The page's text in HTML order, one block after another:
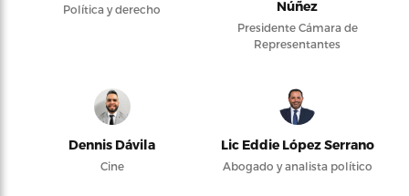
Política y derecho Núñez
Presidente Cámara de
Representantes
Dennis Dávila
Cine
Lic Eddie López Serrano
Abogado y analista político